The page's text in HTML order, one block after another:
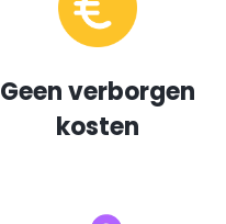
Geen verborgen
kosten